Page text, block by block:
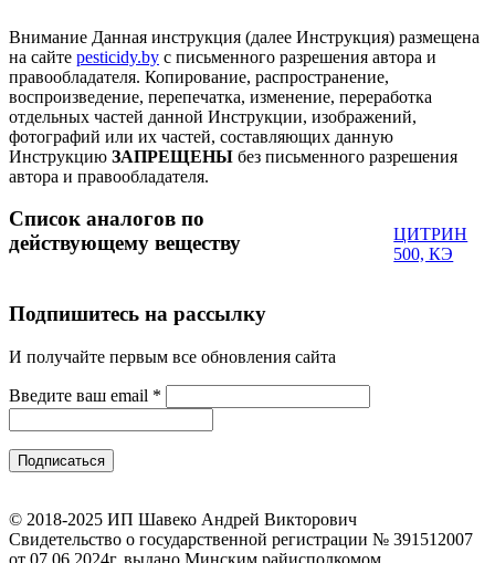
Внимание Данная инструкция (далее Инструкция) размещена
на сайте pesticidy.by с письменного разрешения автора и
правообладателя. Копирование, распространение,
воспроизведение, перепечатка, изменение, переработка
отдельных частей данной Инструкции, изображений,
фотографий или их частей, составляющих данную
Инструкцию ЗАПРЕЩЕНЫ без письменного разрешения
автора и правообладателя.
Список аналогов по
действующему веществу
ЦИТРИН
500, КЭ
Подпишитесь на рассылку
И получайте первым все обновления сайта
Введите ваш email *
© 2018-2025 ИП Шавеко Андрей Викторович
Свидетельство о государственной регистрации № 391512007
от 07.06.2024г. выдано Минским райисполкомом